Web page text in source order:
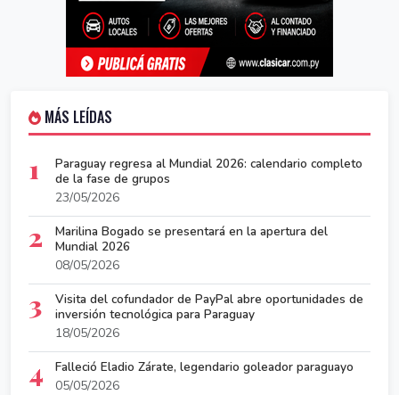
MÁS LEÍDAS
1
Paraguay regresa al Mundial 2026: calendario completo
de la fase de grupos
23/05/2026
2
Marilina Bogado se presentará en la apertura del
Mundial 2026
08/05/2026
3
Visita del cofundador de PayPal abre oportunidades de
inversión tecnológica para Paraguay
18/05/2026
4
Falleció Eladio Zárate, legendario goleador paraguayo
05/05/2026